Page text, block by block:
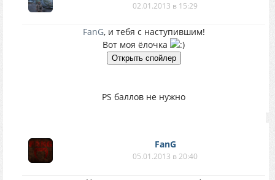
02.01.2013 в 15:29
FanG, и тебя с наступившим!
Вот моя ёлочка
PS баллов не нужно
FanG
05.01.2013 в 20:40